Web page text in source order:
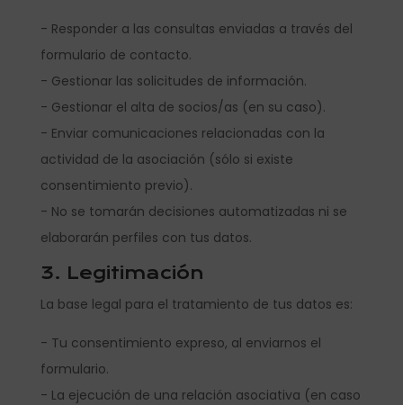
- Responder a las consultas enviadas a través del
formulario de contacto.
- Gestionar las solicitudes de información.
- Gestionar el alta de socios/as (en su caso).
- Enviar comunicaciones relacionadas con la
actividad de la asociación (sólo si existe
consentimiento previo).
- No se tomarán decisiones automatizadas ni se
elaborarán perfiles con tus datos.
3. Legitimación
La base legal para el tratamiento de tus datos es:
- Tu consentimiento expreso, al enviarnos el
formulario.
- La ejecución de una relación asociativa (en caso